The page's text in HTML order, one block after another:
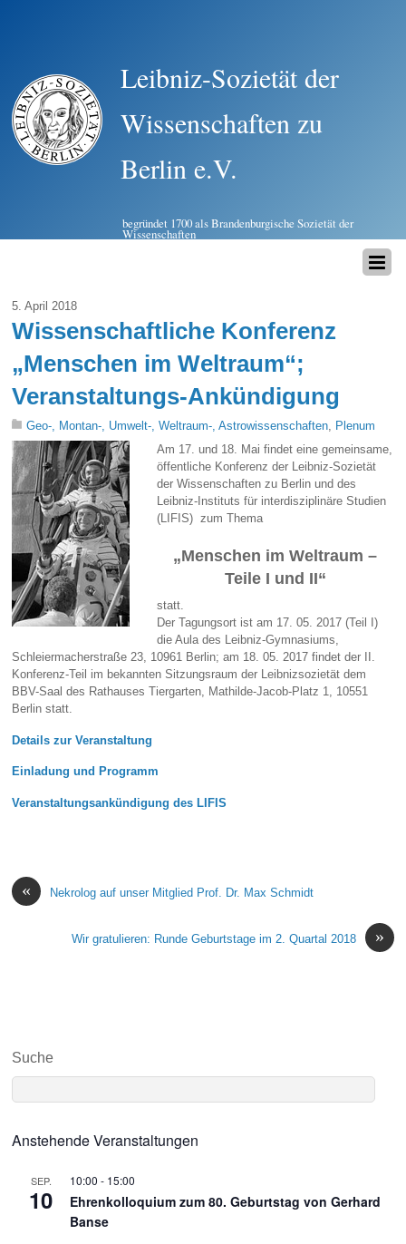
Leibniz-Sozietät der
Wissenschaften zu
Berlin e.V.
begründet 1700 als Brandenburgische Sozietät der
Wissenschaften
5. April 2018
Wissenschaftliche Konferenz
„Menschen im Weltraum“;
Veranstaltungs-Ankündigung
Geo-, Montan-, Umwelt-, Weltraum-, Astrowissenschaften, Plenum
Am 17. und 18. Mai findet eine gemeinsame,
öffentliche Konferenz der Leibniz-Sozietät
der Wissenschaften zu Berlin und des
Leibniz-Instituts für interdisziplinäre Studien
(LIFIS) zum Thema
„Menschen im Weltraum –
Teile I und II“
statt.
Der Tagungsort ist am 17. 05. 2017 (Teil I)
die Aula des Leibniz-Gymnasiums,
Schleiermacherstraße 23, 10961 Berlin; am 18. 05. 2017 findet der II.
Konferenz-Teil im bekannten Sitzungsraum der Leibnizsozietät dem
BBV-Saal des Rathauses Tiergarten, Mathilde-Jacob-Platz 1, 10551
Berlin statt.
Details zur Veranstaltung
Einladung und Programm
Veranstaltungsankündigung des LIFIS
« Nekrolog auf unser Mitglied Prof. Dr. Max Schmidt
»
Wir gratulieren: Runde Geburtstage im 2. Quartal 2018
Suche
Anstehende Veranstaltungen
SEP.
10
10:00 - 15:00
Ehrenkolloquium zum 80. Geburtstag von Gerhard
Banse